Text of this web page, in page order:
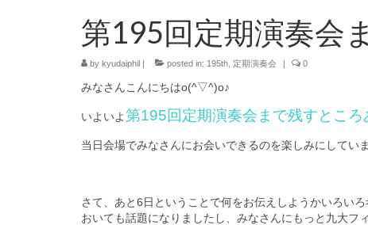
第195回定期演奏会
by kyudaiphil | posted in: 195th 定期演奏会 | 0
みなさんこんにちはo(^▽^)o♪
いよいよ第195回定期演奏会まで残すところ
当日会場でみなさんにお会いできるのを楽しみにしてい
さて、あと6日ということで何をお伝えしようかいろい
おいても話題になりましたし、みなさんにもっと九大